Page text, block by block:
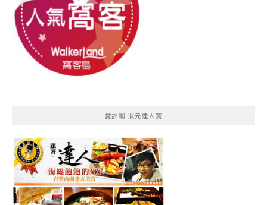
愛評網 狀元達人賞